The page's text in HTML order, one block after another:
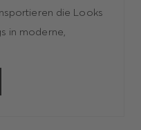
die Looks
in moderne,